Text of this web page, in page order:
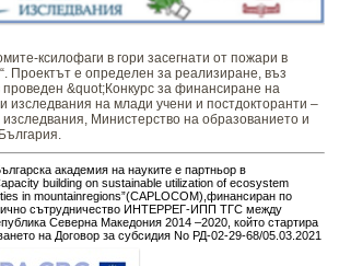
ксилофаги в гори засегнати от пожари в
Проектът е определен за реализиране, въз
проведен &quot;Конкурс за финансиране на
изследвания на млади учени и постдокторанти –
Министерство на образованието и
академия на науките е партньор в
building on sustainable utilization of ecosystem
in mountainregions”(CAPLOCOM),финансиран по
сътрудничество ИНТЕРРЕГ-ИПП ТГС между
Северна Македония 2014 –2020, който стартира
на Договор за субсидия No РД-02-29-68/05.03.2021